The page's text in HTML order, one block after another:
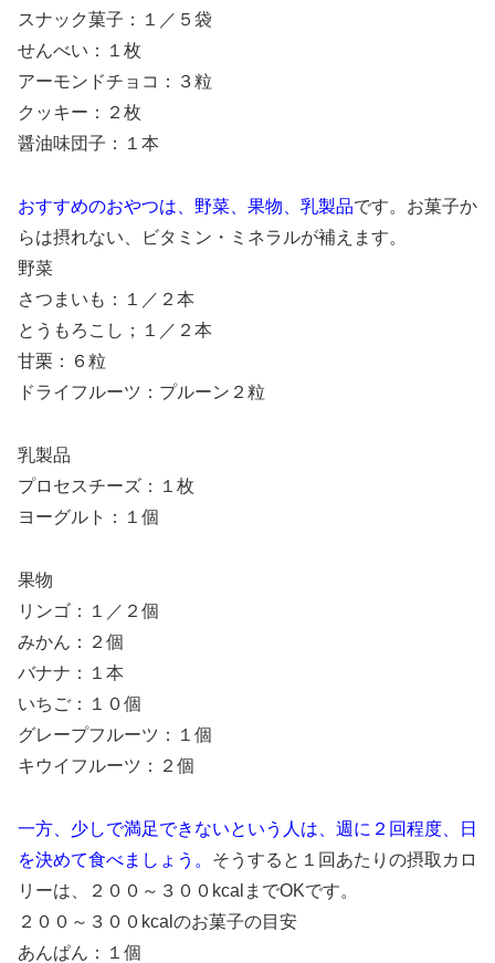
スナック菓子：１／５袋
せんべい：１枚
アーモンドチョコ：３粒
クッキー：２枚
醤油味団子：１本
おすすめのおやつは、野菜、果物、乳製品です。お菓子か
らは摂れない、ビタミン・ミネラルが補えます。
野菜
さつまいも：１／２本
とうもろこし；１／２本
甘栗：６粒
ドライフルーツ：プルーン２粒
乳製品
プロセスチーズ：１枚
ヨーグルト：１個
果物
リンゴ：１／２個
みかん：２個
バナナ：１本
いちご：１０個
グレープフルーツ：１個
キウイフルーツ：２個
一方、少しで満足できないという人は、週に２回程度、日
を決めて食べましょう。 そうすると１回あたりの摂取カロ
リーは、２００～３００kcalまでOKです。
２００～３００kcalのお菓子の目安
あんぱん：１個